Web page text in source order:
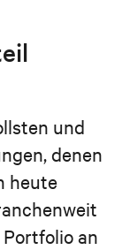
und
denen
heute
an